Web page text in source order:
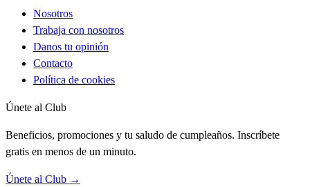
Nosotros
Trabaja con nosotros
Danos tu opinión
Contacto
Política de cookies
Únete al Club
Beneficios, promociones y tu saludo de cumpleaños. Inscríbete
gratis en menos de un minuto.
Únete al Club →